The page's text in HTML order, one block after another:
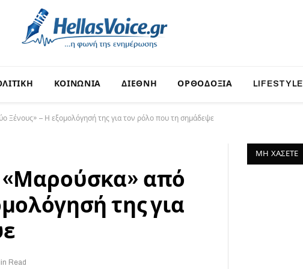
ΚΟΙΝΩΝΙΑ ΔΙΕΘΝΗ ΟΡΘΟΔΟΞΙΑ LIFESTYLE
Ξένους» – Η εξομολόγησή της για τον ρόλο που τη σημάδεψε
«Μαρούσκα» από
της για
Read
ΜΗ ΧΆΣΕΤΕ